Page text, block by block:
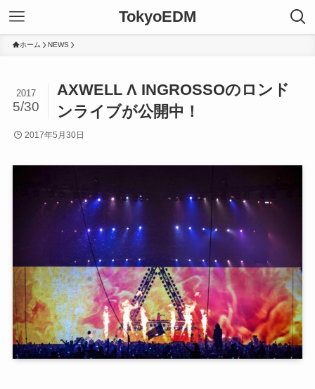
TokyoEDM
ホーム NEWS
AXWELL Λ INGROSSOのロンド
ンライブが公開中！
2017
5/30
2017年5月30日